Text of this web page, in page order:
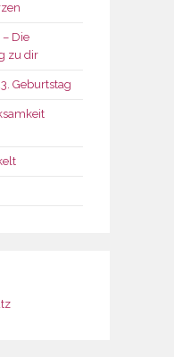
Die
zu dir
Geburtstag